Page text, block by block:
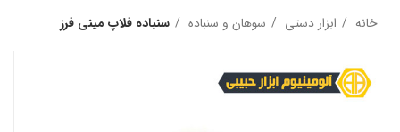
خانه ابزار دستی سوهان و سنباده سنباده فلاپ مینی فرز